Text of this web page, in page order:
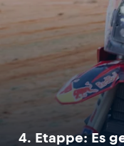
4. Etappe: Es